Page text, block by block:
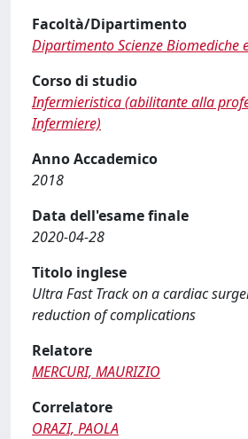
Facoltà/Dipartimento
Dipartimento Scienze Biomediche
Corso di studio
Infermieristica (abilitante alla
Infermiere)
Anno Accademico
2018
Data dell'esame finale
2020-04-28
Titolo inglese
Ultra Fast Track on a cardiac
reduction of complications
Relatore
MERCURI, MAURIZIO
Correlatore
ORAZI, PAOLA